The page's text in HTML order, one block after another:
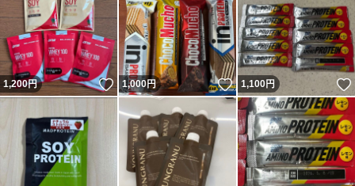
1,200円 いいね！
1,000円 いいね！
1,100円